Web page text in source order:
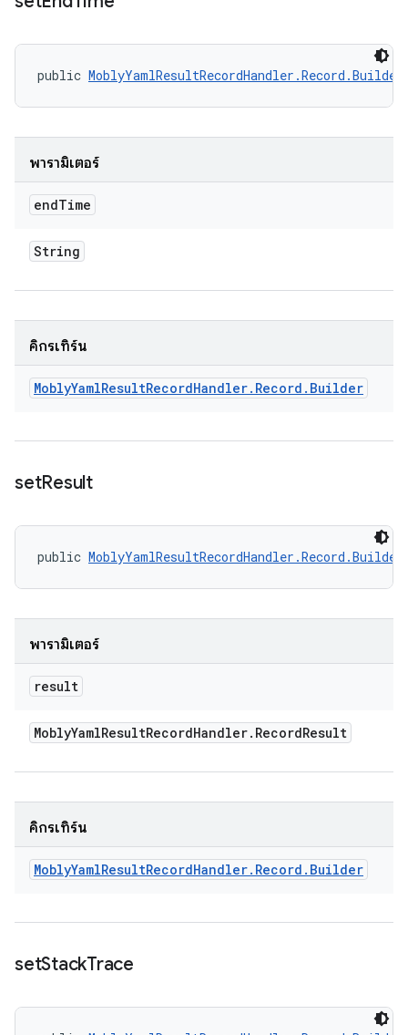
public MoblyYamlResultRecordHandler.Record.Builder
พารามิเตอร์
endTime
String
คิกรีเทิร์น
MoblyYamlResultRecordHandler. Record . Builder
setResult
public MoblyYamlResultRecordHandler.Record.Builder
พารามิเตอร์
result
MoblyYamlResultRecordHandler. RecordResult
คิกรีเทิร์น
MoblyYamlResultRecordHandler. Record . Builder
setStackTrace